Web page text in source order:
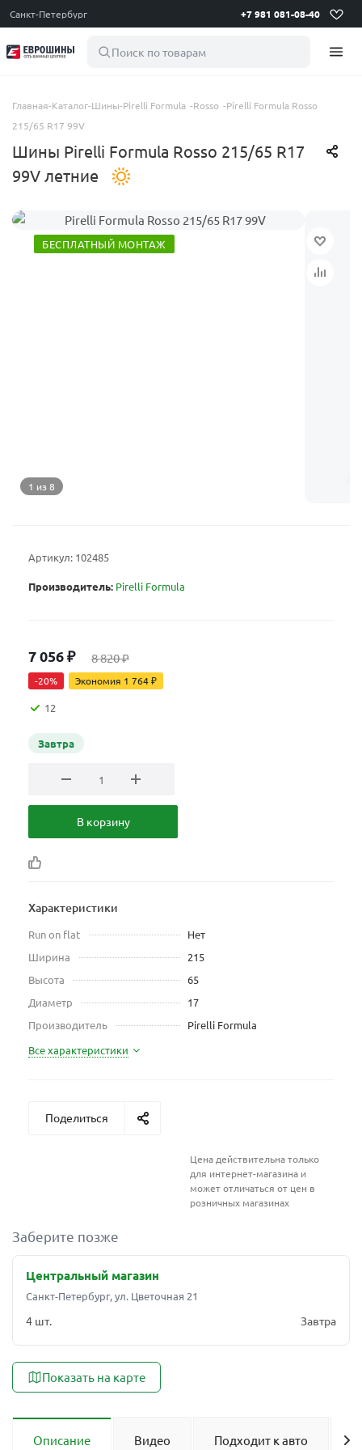
Санкт-Петербург +7 981 081-08-40
Поиск по товарам
Главная-Каталог-Шины-Pirelli Formula -Rosso -Pirelli Formula Rosso
215/65 R17 99V
Шины Pirelli Formula Rosso 215/65 R17
99V летние
БЕСПЛАТНЫЙ МОНТАЖ
1 из 8
Артикул: 102485
Производитель: Pirelli Formula
7 056₽ 8 820₽
-20% Экономия 1 764₽
12
Завтра
В корзину
Характеристики
Run on flat
Нет
Ширина
215
Высота
65
Диаметр
17
Производитель
Pirelli Formula
Все характеристики
Поделиться
Цена действительна только
для интернет-магазина и
может отличаться от цен в
розничных магазинах
Заберите позже
Центральный магазин
Санкт-Петербург, ул. Цветочная 21
4 шт. Завтра
Показать на карте
Описание Видео Подходит к авто